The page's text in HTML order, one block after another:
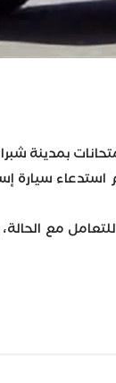
بمدينة
استدعاء
للتعامل مع